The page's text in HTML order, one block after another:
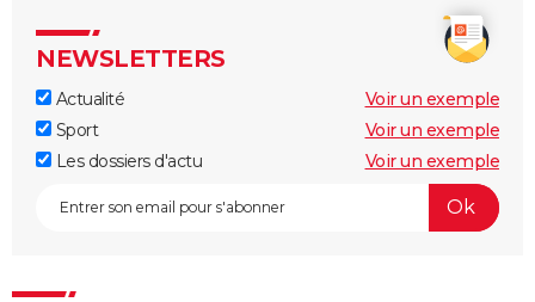
NEWSLETTERS
Actualité
Voir un exemple
Sport
Voir un exemple
Les dossiers d'actu
Voir un exemple